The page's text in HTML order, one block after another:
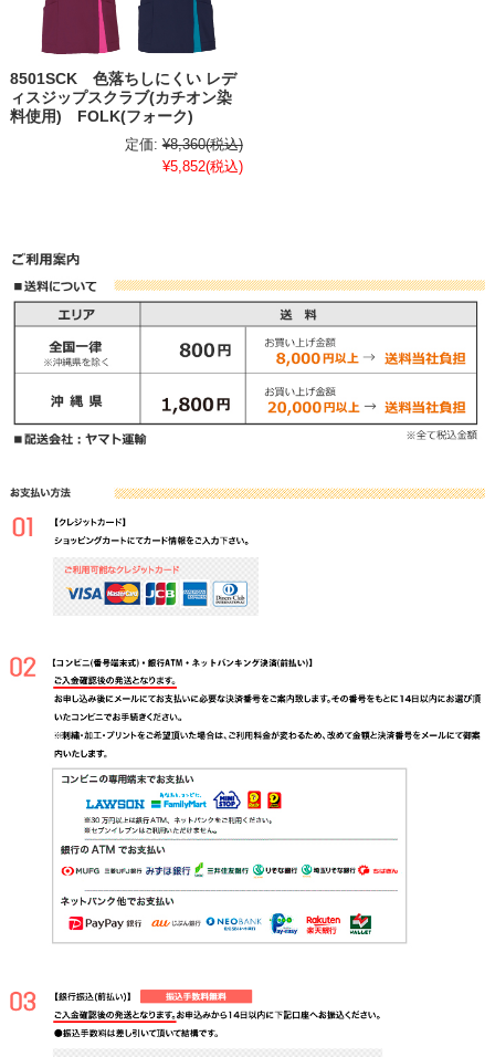
8501SCK 色落ちしにくい レデ
ィスジップスクラブ(カチオン染
料使用) FOLK(フォーク)
定価: ¥8,360(税込)
¥5,852(税込)